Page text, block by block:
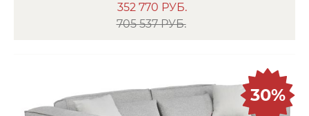
352 770 РУБ.
705 537 РУБ.
30%